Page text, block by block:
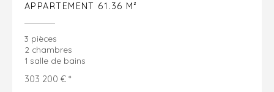
APPARTEMENT 61.36 M²
3 pièces
2 chambres
1 salle de bains
303 200 € *